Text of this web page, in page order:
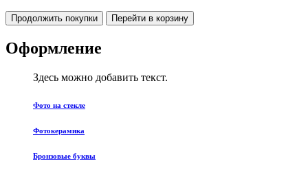
Продолжить покупки Перейти в корзину
Оформление
Здесь можно добавить текст.
Фото на стекле
Фотокерамика
Бронзовые буквы